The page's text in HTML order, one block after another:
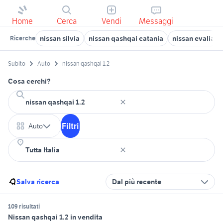
Home Cerca Vendi Messaggi
Ricerche nissan silvia nissan qashqai catania nissan evalia
Subito Auto nissan qashqai 1.2
Cosa cerchi?
Auto Filtri
Salva ricerca Dal più recente
109 risultati
Nissan qashqai 1.2 in vendita